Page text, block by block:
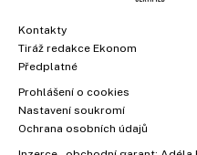
Kontakty
Tiráž redakce Ekonom
Předplatné
Prohlášení o cookies
Nastavení soukromí
Ochrana osobních údajů